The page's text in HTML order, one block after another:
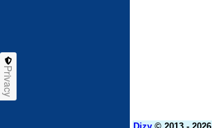
Dizy © 2013 - 2026
Privacy